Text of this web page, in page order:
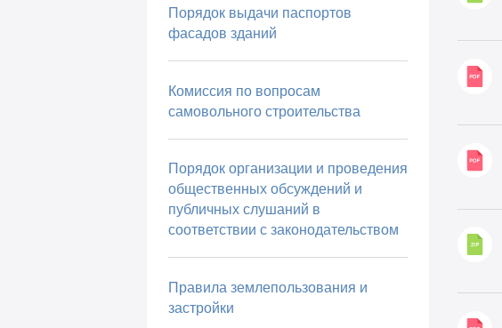
Порядок выдачи паспортов
фасадов зданий
Комиссия по вопросам
самовольного строительства
Порядок организации и проведения
общественных обсуждений и
публичных слушаний в
соответствии с законодательством
Правила землепользования и
застройки